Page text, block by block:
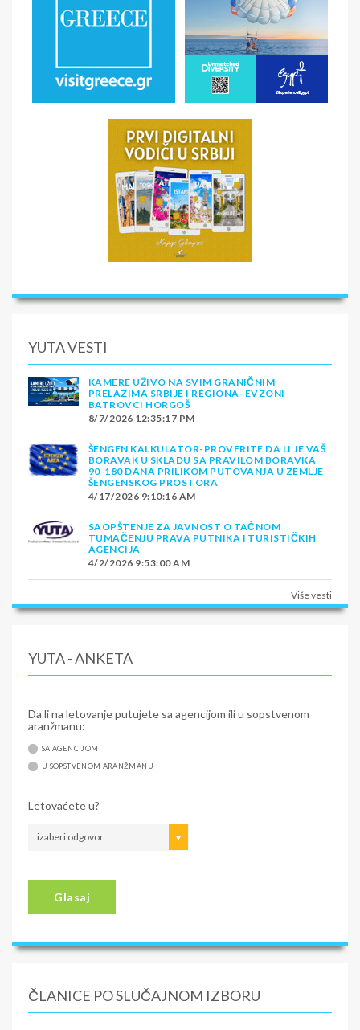
YUTA VESTI
KAMERE UŽIVO NA SVIM GRANIČNIM
PRELAZIMA SRBIJE I REGIONA–EVZONI
BATROVCI HORGOŠ
8/7/2026 12:35:17 PM
ŠENGEN KALKULATOR-PROVERITE DA LI JE VAŠ
BORAVAK U SKLADU SA PRAVILOM BORAVKA
90-180 DANA PRILIKOM PUTOVANJA U ZEMLJE
ŠENGENSKOG PROSTORA
4/17/2026 9:10:16 AM
SAOPŠTENJE ZA JAVNOST O TAČNOM
TUMAČENJU PRAVA PUTNIKA I TURISTIČKIH
AGENCIJA
4/2/2026 9:53:00 AM
Više vesti
YUTA - ANKETA
Da li na letovanje putujete sa agencijom ili u sopstvenom
aranžmanu:
SA AGENCIJOM
U SOPSTVENOM ARANŽMANU
Letovaćete u?
izaberi odgovor
Glasaj
ČLANICE PO SLUČAJNOM IZBORU